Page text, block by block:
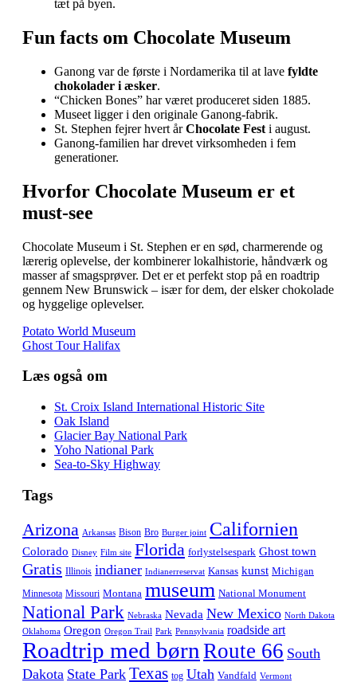
tæt på byen.
Fun facts om Chocolate Museum
Ganong var de første i Nordamerika til at lave fyldte
chokolader i æsker.
“Chicken Bones” har været produceret siden 1885.
Museet ligger i den originale Ganong-fabrik.
St. Stephen fejrer hvert årChocolate Fest i august.
Ganong-familien har drevet virksomheden i fem
generationer.
Hvorfor Chocolate Museum er et
must‑see
Chocolate Museum i St. Stephen er en sød, charmerende og
lærerig oplevelse, der kombinerer lokalhistorie, håndværk og
masser af smagsprøver. Det er et perfekt stop på en roadtrip
gennem New Brunswick – især for dem, der elsker chokolade
og hyggelige oplevelser.
Potato World Museum
Ghost Tour Halifax
Læs også om
St. Croix Island International Historic Site
Oak Island
Glacier Bay National Park
Yoho National Park
Sea-to-Sky Highway
Tags
Arizona Arkansas Bison Bro Burger joint Californien
Colorado Disney Film site Florida forlystelsespark Ghost town
Gratis Illinois indianer Indianerreservat Kansas kunst Michigan
Minnesota Missouri Montana museum National Monument
National Park Nebraska Nevada New Mexico North Dakota
Oklahoma Oregon Oregon Trail Park Pennsylvania roadside art
Roadtrip med børnRoute 66 South
Dakota State Park Texas tog Utah Vandfald Vermont